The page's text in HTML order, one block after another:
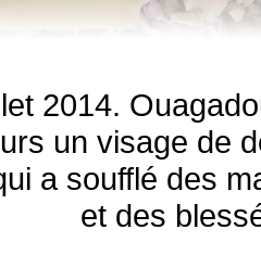
2014.
un visage de
a soufflé des
et des